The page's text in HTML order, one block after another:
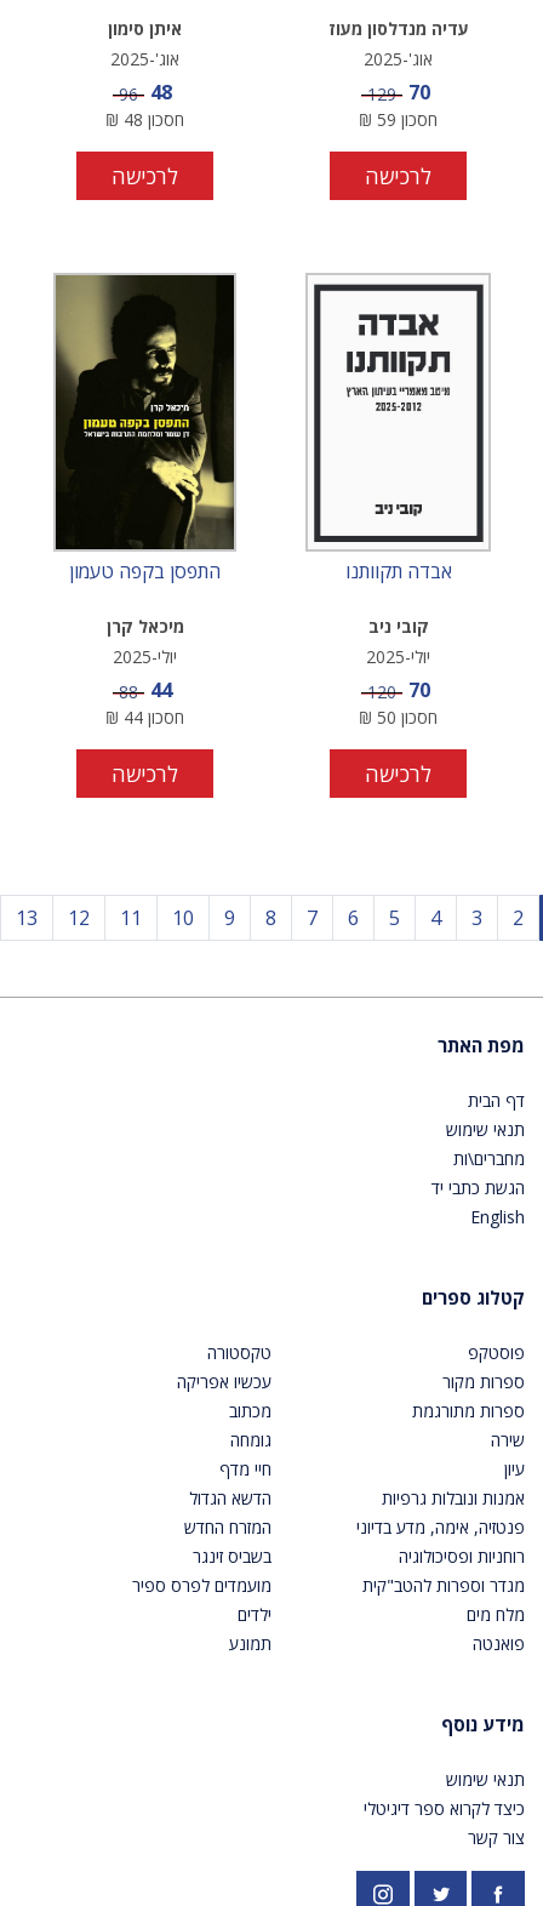
עדיה מנדלסון מעוז
אוג'-2025
מחיר מבצע
70 מחיר
129
חסכון 59
₪
לרכישה
איתן סימון
אוג'-2025
מחיר מבצע
48 מחיר
96
חסכון 48
₪
לרכישה
אבדה תקוותנו
קובי ניב
יולי-2025
מחיר מבצע
70 מחיר
120
חסכון 50
₪
לרכישה
התפסן בקפה טעמון
מיכאל קרן
יולי-2025
מחיר מבצע
44 מחיר
88
חסכון 44
₪
לרכישה
2
3
4
5
6
7
8
9
10
11
12
13
מפת האתר
דף הבית
תנאי שימוש
מחברים\ות
הגשת כתבי יד
English
קטלוג ספרים
פוסטקפ
ספרות מקור
ספרות מתורגמת
שירה
עיון
אמנות ונובלות גרפיות
פנטזיה, אימה, מדע בדיוני
רוחניות ופסיכולוגיה
מגדר וספרות להטב"קית
מלח מים
פואנטה
טקסטורה
עכשיו אפריקה
מכתוב
גומחה
חיי מדף
הדשא הגדול
המזרח החדש
בשביס זינגר
מועמדים לפרס ספיר
ילדים
תמונע
מידע נוסף
תנאי שימוש
כיצד לקרוא ספר דיגיטלי
צור קשר
פייסבוק https://twitter.com/PardesPublish
אינסטגרם